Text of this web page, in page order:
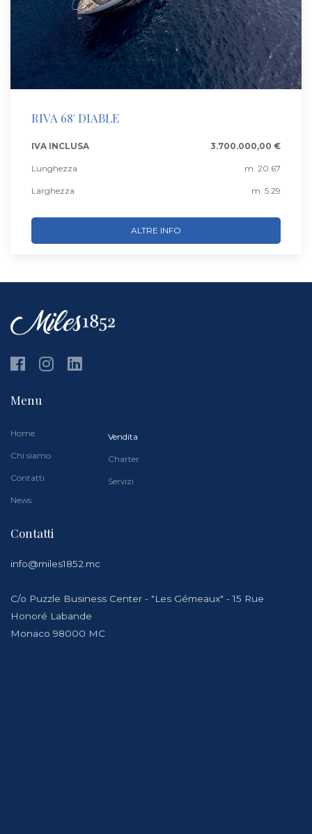
RIVA 68' DIABLE
IVA INCLUSA 3.700.000,00 €
Lunghezza m. 20.67
Larghezza m. 5.29
ALTRE INFO
Menu
Home
Chi siamo
Contatti
News
Vendita
Charter
Servizi
Contatti
info@miles1852.mc
C/o Puzzle Business Center - "Les Gémeaux" - 15 Rue
Honoré Labande
Monaco 98000 MC